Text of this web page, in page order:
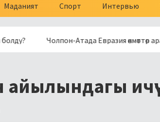
Маданият Спорт Интервью
Чолпон-Атада Евразия өкмөттөр